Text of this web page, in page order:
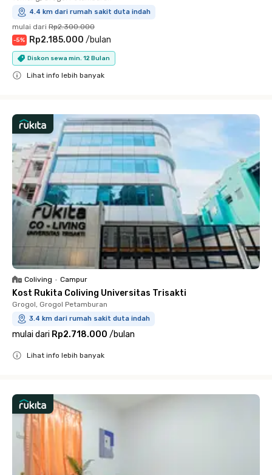
4.4 km dari rumah sakit duta indah
mulai dari Rp2.300.000
-5% Rp2.185.000 /bulan
Diskon sewa min. 12 Bulan
Lihat info lebih banyak
Coliving • Campur
Kost Rukita Coliving Universitas Trisakti
Grogol, Grogol Petamburan
3.4 km dari rumah sakit duta indah
mulai dari Rp2.718.000 /bulan
Lihat info lebih banyak